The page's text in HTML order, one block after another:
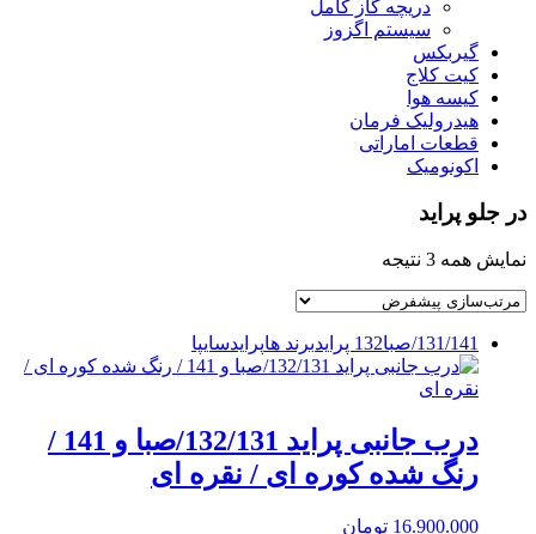
دریچه گاز کامل
سیستم اگزوز
گیربکس
کیت کلاج
کیسه هوا
هیدرولیک فرمان
قطعات اماراتی
اکونومیک
در جلو پراید
نمایش همه 3 نتیجه
131/141/صبا 132 پراید برند هاپرایدسایپا
درب جانبی پراید 132/131/صبا و 141 /
رنگ شده کوره ای / نقره ای
16.900.000 تومان